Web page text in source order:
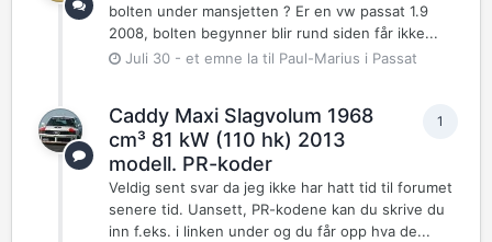
bolten under mansjetten ? Er en vw passat 1.9
2008, bolten begynner blir rund siden får ikke...
Juli 30 - et emne la til Paul-Marius i Passat
1
Caddy Maxi Slagvolum 1968
cm³ 81 kW (110 hk) 2013
modell. PR-koder
Veldig sent svar da jeg ikke har hatt tid til forumet
senere tid. Uansett, PR-kodene kan du skrive du
inn f.eks. i linken under og du får opp hva de...